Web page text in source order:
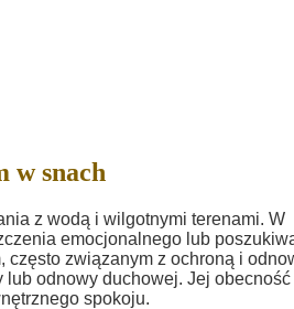
w snach
z wodą i wilgotnymi terenami. W
emocjonalnego lub
często związanym z ochroną i
odnowy duchowej. Jej
spokoju.